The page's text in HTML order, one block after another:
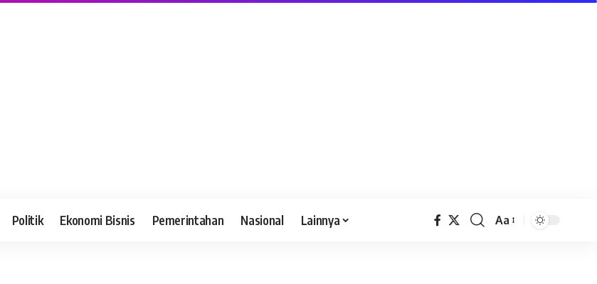
Politik Ekonomi Bisnis Pemerintahan Nasional Lainnya Aa